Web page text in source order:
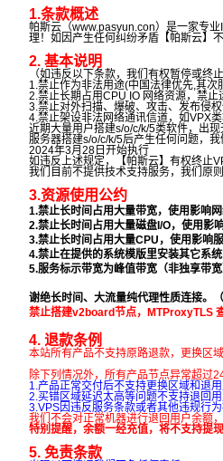
1.条款概述
帕斯云（www.pasyun.con）是一家专
理！如因产生任何纠纷矛盾【帕斯云】
2. 基本说明
（如违反以下条款，我们有权暂停或终
1.禁止作为非法用途(中国法律优先,其
2.禁止长期占用CPU IO 网络资源，禁
3.禁止对外扫描、爆破、攻击、发布侵
4.禁止架设非法网络通讯信道，如VPX
近期大量用户搭建s/o/c/k/5类软件，出现
服务器搭建s/o/c/k/5后产生任何问题，
2024年3月28日开始执行
如违反上述规定，【帕斯云】有权终止
我们目前不提供技术支持服务，我们原
3.资源使用公约
1.禁止长时间占用大量带宽，使用影响
2.禁止长时间占用大量磁盘I/O，使用影
3.禁止长时间占用大量CPU，使用影响
4.禁止在提供的系统模版里安装其它系
5.服务标示带宽为峰值带宽（非独享带
谢绝长时间、大流量纯代理性质连接。
禁止搭建v2board节点，MTProxyTLS
4. 退款条例
本站所有产品不支持原路退款，更换区
除下列情况外，所有产品节点异常超过
1.产品正常交付后不支持更换区域和退
2.买错区域延迟太高等问题不支持退回
3.VPS因违反服务条款或者其他违规行
我们不会对正常机器进行退回用户余额
特别提醒， 余额一经充值，将不支持提现
5. 免责条款